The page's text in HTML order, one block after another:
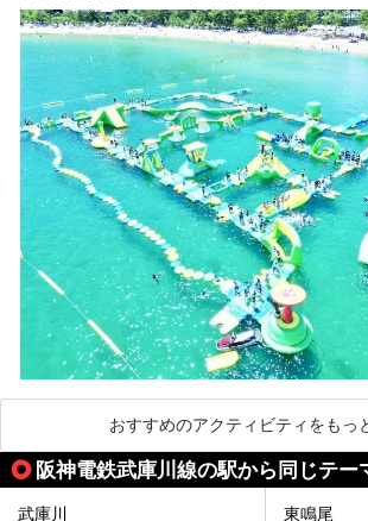
おすすめのアクティビティをもっ
阪神電鉄武庫川線の駅から同じテー
武庫川 東鳴尾